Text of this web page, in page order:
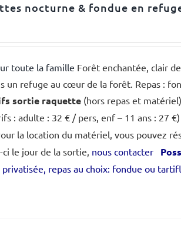
nocturne & fondue en
toute la famille Forêt enchantée, clair
un refuge au cœur de la forêt. Repas :
sortie raquette (hors repas et
: adulte : 32 € / pers, enf – 11 ans : 27
la location du matériel, vous pouvez
le jour de la sortie, nous contacter
privatisée, repas au choix: fondue ou